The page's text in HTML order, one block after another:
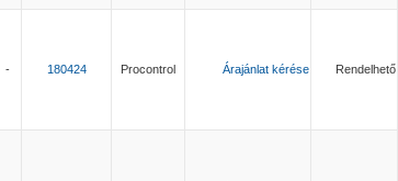
- 180424 Procontrol Árajánlat kérése Rendelhető